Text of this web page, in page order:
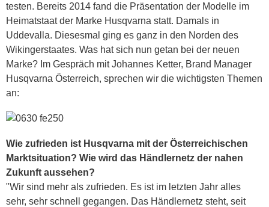
testen. Bereits 2014 fand die Präsentation der Modelle im
Heimatstaat der Marke Husqvarna statt. Damals in
Uddevalla. Diesesmal ging es ganz in den Norden des
Wikingerstaates. Was hat sich nun getan bei der neuen
Marke? Im Gespräch mit Johannes Ketter, Brand Manager
Husqvarna Österreich, sprechen wir die wichtigsten Themen
an:
Wie zufrieden ist Husqvarna mit der Österreichischen
Marktsituation? Wie wird das Händlernetz der nahen
Zukunft aussehen?
"Wir sind mehr als zufrieden. Es ist im letzten Jahr alles
sehr, sehr schnell gegangen. Das Händlernetz steht, seit